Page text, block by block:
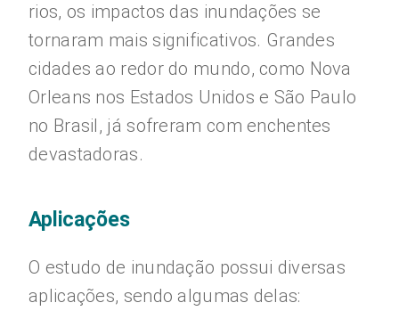
rios, os impactos das inundações se
tornaram mais significativos. Grandes
cidades ao redor do mundo, como Nova
Orleans nos Estados Unidos e São Paulo
no Brasil, já sofreram com enchentes
devastadoras.
Aplicações
O estudo de inundação possui diversas
aplicações, sendo algumas delas: